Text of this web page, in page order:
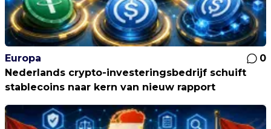
Europa
0
Nederlands crypto-investeringsbedrijf schuift
stablecoins naar kern van nieuw rapport